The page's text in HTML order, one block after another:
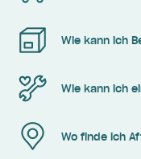
Wie kann ich
Wie kann ich
Wo finde ich